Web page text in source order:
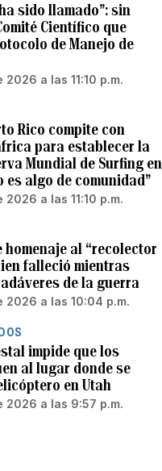
sido llamado”: sin
Científico que
de Manejo de
a las 11:10 p.m.
Rico compite con
para establecer la
Mundial de Surfing en
es algo de comunidad”
a las 11:10 p.m.
homenaje al “recolector
falleció mientras
de la guerra
2026 a las 10:04 p.m.
impide que los
al lugar donde se
en Utah
2026 a las 9:57 p.m.